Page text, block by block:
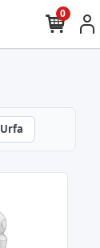
0
Urfa